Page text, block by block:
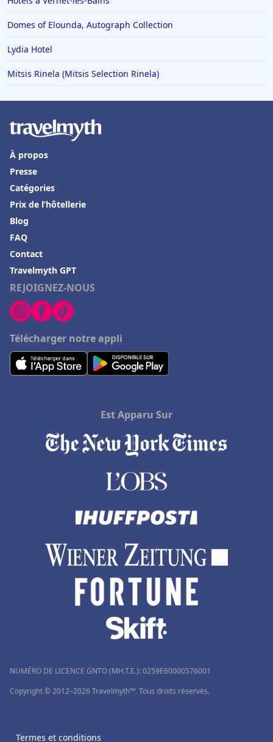
Domes of Elounda, Autograph Collection
Lydia Hotel
Mitsis Rinela (Mitsis Selection Rinela)
REJOIGNEZ-NOUS
Télécharger notre appli
À propos
Presse
Catégories
Prix de l’hôtellerie
Blog
FAQ
Contact
Travelmyth GPT
Est Apparu Sur
NUMÉRO DE LICENCE GNTO (MH.T.E.): 0259Ε60000576001
Copyright © 2012–2026 Travelmyth™. Tous droits réservés.
Termes et conditions